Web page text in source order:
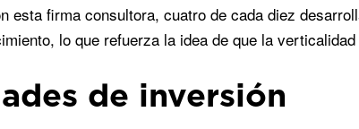
esta firma consultora, cuatro de cada diez
lo que refuerza la idea de que la
de inversión